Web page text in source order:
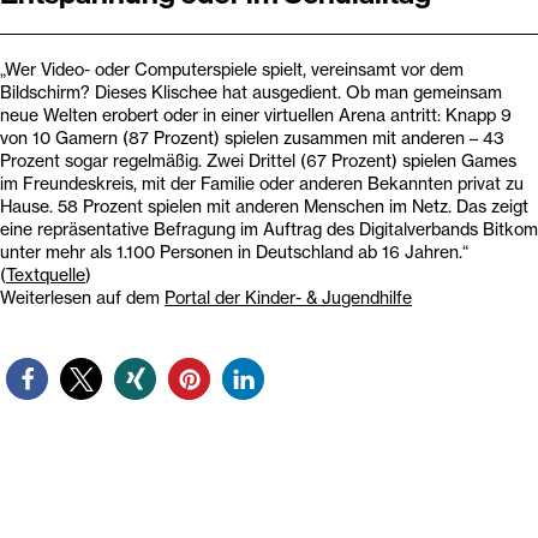
„Wer Video- oder Computerspiele spielt, vereinsamt vor dem
Bildschirm? Dieses Klischee hat ausgedient. Ob man gemeinsam
neue Welten erobert oder in einer virtuellen Arena antritt: Knapp 9
von 10 Gamern (87 Prozent) spielen zusammen mit anderen – 43
Prozent sogar regelmäßig. Zwei Drittel (67 Prozent) spielen Games
im Freundeskreis, mit der Familie oder anderen Bekannten privat zu
Hause. 58 Prozent spielen mit anderen Menschen im Netz. Das zeigt
eine repräsentative Befragung im Auftrag des Digitalverbands Bitkom
unter mehr als 1.100 Personen in Deutschland ab 16 Jahren.“
(Textquelle)
Weiterlesen auf dem Portal der Kinder- & Jugendhilfe